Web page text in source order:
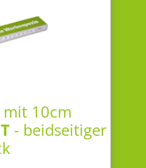
mit 10cm
- beidseitiger